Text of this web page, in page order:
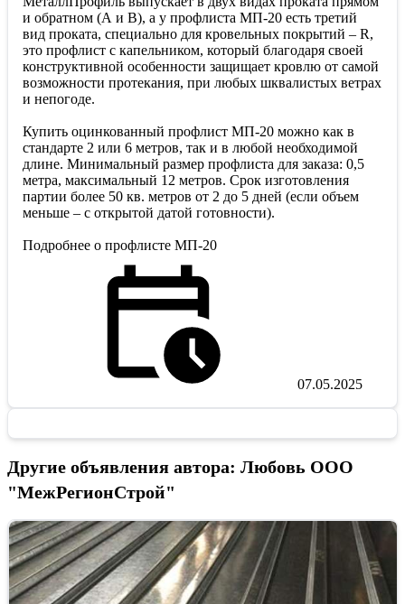
и обратном (А и В), а у профлиста МП-20 есть третий
вид проката, специально для кровельных покрытий – R,
это профлист с капельником, который благодаря своей
конструктивной особенности защищает кровлю от самой
возможности протекания, при любых шквалистых ветрах
и непогоде.
Купить оцинкованный профлист МП-20 можно как в
стандарте 2 или 6 метров, так и в любой необходимой
длине. Минимальный размер профлиста для заказа: 0,5
метра, максимальный 12 метров. Срок изготовления
партии более 50 кв. метров от 2 до 5 дней (если объем
меньше – с открытой датой готовности).
Подробнее о профлисте МП-20
07.05.2025
Другие объявления автора: Любовь ООО
"МежРегионСтрой"